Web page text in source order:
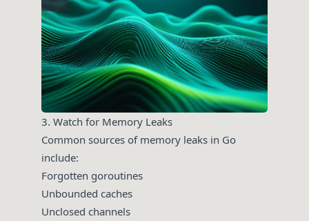
3. Watch for Memory Leaks
Common sources of memory leaks in Go
include:
Forgotten goroutines
Unbounded caches
Unclosed channels